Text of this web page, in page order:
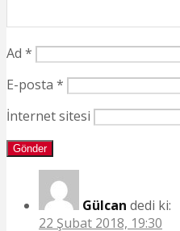
Ad *
E-posta *
İnternet sitesi
Gülcan dedi ki:
22 Şubat 2018, 19:30